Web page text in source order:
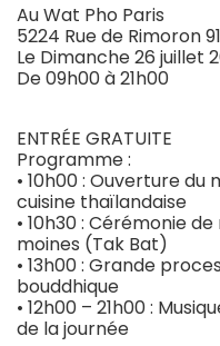
Au Wat Pho Paris
5224 Rue de Rimoron
Le Dimanche 26 juillet
De 09h00 à 21h00
ENTRÉE GRATUITE
Programme :
• 10h00 : Ouverture
cuisine thaïlandaise
• 10h30 : Cérémonie
moines (Tak Bat)
• 13h00 : Grande
bouddhique
• 12h00 – 21h00 :
de la journée